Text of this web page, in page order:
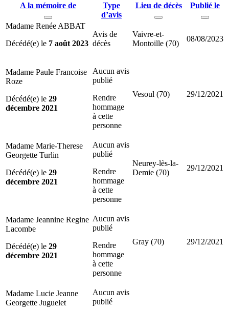
A la mémoire de
Type
d’avis
Lieu de décès Publié le
Madame Renée ABBAT
Décédé(e) le 7 août 2023
Avis de
décès
Vaivre-et-
Montoille (70)
08/08/2023
Madame Paule Francoise
Roze
Décédé(e) le 29
décembre 2021
Aucun avis
publié
Rendre
hommage
à cette
personne
Vesoul (70) 29/12/2021
Madame Marie-Therese
Georgette Turlin
Décédé(e) le 29
décembre 2021
Aucun avis
publié
Rendre
hommage
à cette
personne
Neurey-lès-la-
Demie (70)
29/12/2021
Madame Jeannine Regine
Lacombe
Décédé(e) le 29
décembre 2021
Aucun avis
publié
Rendre
hommage
à cette
personne
Gray (70) 29/12/2021
Madame Lucie Jeanne
Georgette Juguelet
Aucun avis
publié